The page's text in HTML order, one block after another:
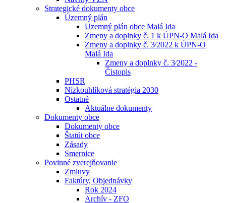
Strategické dokumenty obce
Územný plán
Uzemný plán obce Malá Ida
Zmeny a doplnky č. 1 k ÚPN-O Malá Ida
Zmeny a doplnky č. 3⁄2022 k ÚPN-O
Malá Ida
Zmeny a doplnky č. 3⁄2022 -
Čistopis
PHSR
Nízkouhlíková stratégia 2030
Ostatné
Aktuálne dokumenty
Dokumenty obce
Dokumenty obce
Štatút obce
Zásady
Smernice
Povinné zverejňovanie
Zmluvy
Faktúry, Objednávky
Rok 2024
Archív - ZFO